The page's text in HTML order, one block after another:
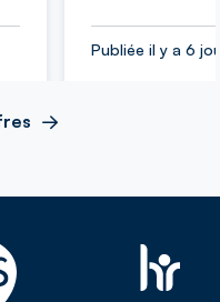
Publiée il y a 6